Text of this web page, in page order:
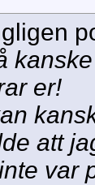
er!
att
var